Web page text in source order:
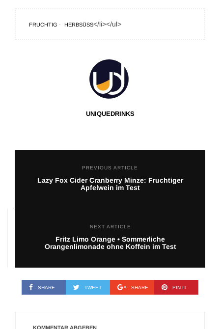
FRUCHTIG HERBSÜSS </li></ul>
UNIQUEDRINKS
PREVIOUS ARTICLE
Lazy Fox Cider Cranberry Minze: Fruchtiger
Apfelwein im Test
NEXT ARTICLE
Fritz Limo Orange • Sommerliche
Orangenlimonade ohne Koffein im Test
SHARE TWEET SHARE PIN IT
KOMMENTAR ABGEBEN